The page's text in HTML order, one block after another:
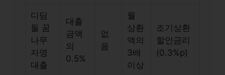
디딤
돌 꿈
나무
자영
대출
대출
금액
의
0.5%
없
음
월
상환
액의
3배
이상
조기상환
할인금리
(0.3%p)